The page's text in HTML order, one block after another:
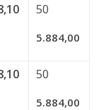
50
5.884,00
50
5.884,00